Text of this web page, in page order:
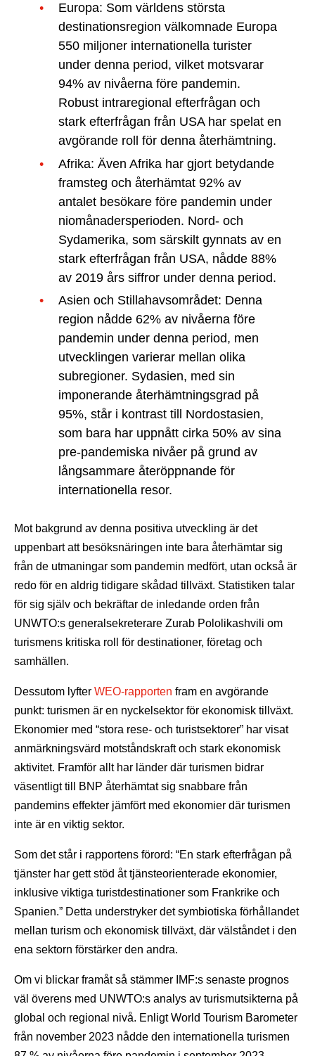
Europa: Som världens största
destinationsregion välkomnade Europa
550 miljoner internationella turister
under denna period, vilket motsvarar
94% av nivåerna före pandemin.
Robust intraregional efterfrågan och
stark efterfrågan från USA har spelat en
avgörande roll för denna återhämtning.
Afrika: Även Afrika har gjort betydande
framsteg och återhämtat 92% av
antalet besökare före pandemin under
niomånadersperioden. Nord- och
Sydamerika, som särskilt gynnats av en
stark efterfrågan från USA, nådde 88%
av 2019 års siffror under denna period.
Asien och Stillahavsområdet: Denna
region nådde 62% av nivåerna före
pandemin under denna period, men
utvecklingen varierar mellan olika
subregioner. Sydasien, med sin
imponerande återhämtningsgrad på
95%, står i kontrast till Nordostasien,
som bara har uppnått cirka 50% av sina
pre-pandemiska nivåer på grund av
långsammare återöppnande för
internationella resor.
Mot bakgrund av denna positiva utveckling är det
uppenbart att besöksnäringen inte bara återhämtar sig
från de utmaningar som pandemin medfört, utan också är
redo för en aldrig tidigare skådad tillväxt. Statistiken talar
för sig själv och bekräftar de inledande orden från
UNWTO:s generalsekreterare Zurab Pololikashvili om
turismens kritiska roll för destinationer, företag och
samhällen.
Dessutom lyfter WEO-rapporten fram en avgörande
punkt: turismen är en nyckelsektor för ekonomisk tillväxt.
Ekonomier med “stora rese- och turistsektorer” har visat
anmärkningsvärd motståndskraft och stark ekonomisk
aktivitet. Framför allt har länder där turismen bidrar
väsentligt till BNP återhämtat sig snabbare från
pandemins effekter jämfört med ekonomier där turismen
inte är en viktig sektor.
Som det står i rapportens förord: “En stark efterfrågan på
tjänster har gett stöd åt tjänsteorienterade ekonomier,
inklusive viktiga turistdestinationer som Frankrike och
Spanien.” Detta understryker det symbiotiska förhållandet
mellan turism och ekonomisk tillväxt, där välståndet i den
ena sektorn förstärker den andra.
Om vi blickar framåt så stämmer IMF:s senaste prognos
väl överens med UNWTO:s analys av turismutsikterna på
global och regional nivå. Enligt World Tourism Barometer
från november 2023 nådde den internationella turismen